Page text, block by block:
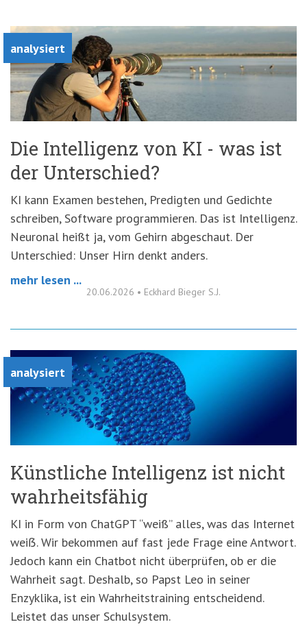
analysiert
Die Intelligenz von KI - was ist
der Unterschied?
KI kann Examen bestehen, Predigten und Gedichte
schreiben, Software programmieren. Das ist Intelligenz.
Neuronal heißt ja, vom Gehirn abgeschaut. Der
Unterschied: Unser Hirn denkt anders.
mehr lesen ...
20.06.2026 • Eckhard Bieger S.J.
analysiert
Künstliche Intelligenz ist nicht
wahrheitsfähig
KI in Form von ChatGPT “weiß” alles, was das Internet
weiẞ. Wir bekommen auf fast jede Frage eine Antwort.
Jedoch kann ein Chatbot nicht überprüfen, ob er die
Wahrheit sagt. Deshalb, so Papst Leo in seiner
Enzyklika, ist ein Wahrheitstraining entscheidend.
Leistet das unser Schulsystem.